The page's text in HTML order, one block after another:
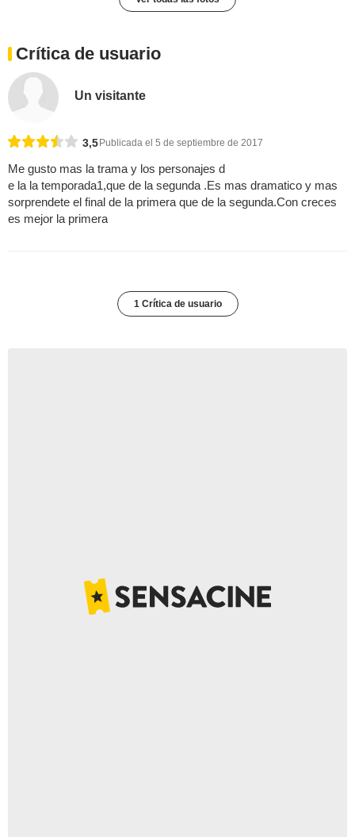
Crítica de usuario
Un visitante
3,5 Publicada el 5 de septiembre de 2017
Me gusto mas la trama y los personajes d
e la la temporada1,que de la segunda .Es mas dramatico y mas
sorprendete el final de la primera que de la segunda.Con creces
es mejor la primera
1 Crítica de usuario